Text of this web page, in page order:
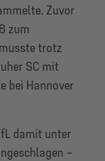
Zuvor
zum
trotz
SC mit
bei Hannover
damit unter
–